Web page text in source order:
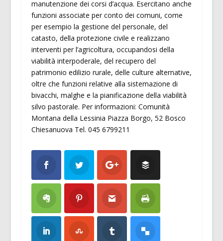
manutenzione dei corsi d’acqua. Esercitano anche
funzioni associate per conto dei comuni, come
per esempio la gestione del personale, del
catasto, della protezione civile e realizzano
interventi per l’agricoltura, occupandosi della
viabilità interpoderale, del recupero del
patrimonio edilizio rurale, delle culture alternative,
oltre che funzioni relative alla sistemazione di
bivacchi, malghe e la pianificazione della viabilità
silvo pastorale. Per informazioni: Comunità
Montana della Lessinia Piazza Borgo, 52 Bosco
Chiesanuova Tel. 045 6799211